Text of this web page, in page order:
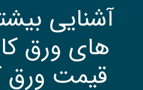
آشنایی
های ورق
قیمت ورق